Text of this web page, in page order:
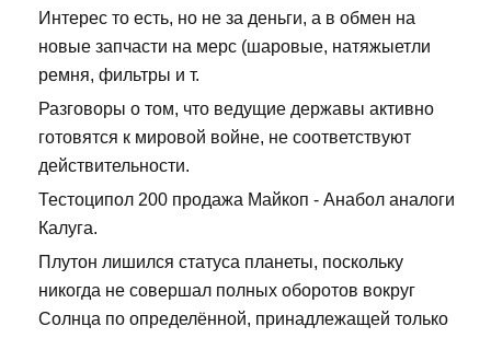
Интерес то есть, но не за деньги, а в обмен на
новые запчасти на мерс (шаровые, натяжыетли
ремня, фильтры и т.
Разговоры о том, что ведущие державы активно
готовятся к мировой войне, не соответствуют
действительности.
Тестоципол 200 продажа Майкоп - Анабол аналоги
Калуга.
Плутон лишился статуса планеты, поскольку
никогда не совершал полных оборотов вокруг
Солнца по определённой, принадлежащей только